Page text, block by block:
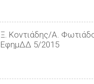
Ξ. Κοντιάδης/Α.
ΕφημΔΔ 5/2015